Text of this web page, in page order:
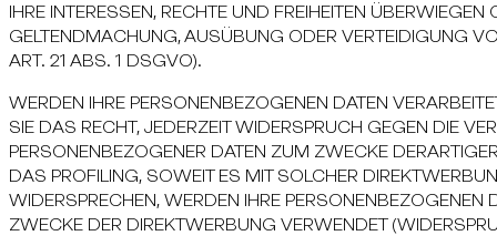
IHRE INTERESSEN, RECHTE UND FREIHEITEN
GELTENDMACHUNG, AUSÜBUNG ODER VERTEIDIGUNG
ART. 21 ABS. 1 DSGVO).
WERDEN IHRE PERSONENBEZOGENEN DATEN
SIE DAS RECHT, JEDERZEIT WIDERSPRUCH GEGEN DIE
PERSONENBEZOGENER DATEN ZUM ZWECKE
DAS PROFILING, SOWEIT ES MIT SOLCHER
WIDERSPRECHEN, WERDEN IHRE
ZWECKE DER DIREKTWERBUNG VERWENDET